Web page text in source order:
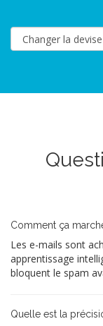
Comment ça
Les e-mails sont
apprentissage
bloquent le spam
Quelle est la